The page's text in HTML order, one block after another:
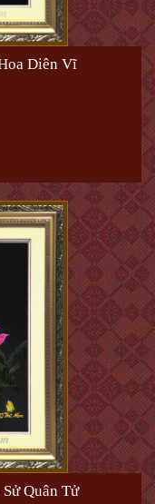
Diên Vĩ
Quân Tử